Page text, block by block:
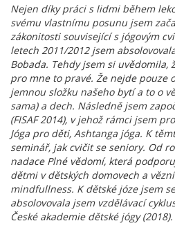
Nejen díky práci s lidmi během
svému vlastnímu posunu jsem
zákonitosti související s jógovým
letech 2011/2012 jsem
Bobada. Tehdy jsem si
pro mne to pravé. Že nejde pouze
jemnou složku našeho bytí a to o
sama) a dech. Následně jsem
(FISAF 2014), v jehož rámci jsem
Jóga pro děti, Ashtanga jóga. K
seminář, jak cvičit se seniory. Od
nadace Plné vědomí, která
dětmi v dětských domovech a
mindfullness. K dětské józe jsem
absolovovala jsem vzdělávací
České akademie dětské jógy (2018).